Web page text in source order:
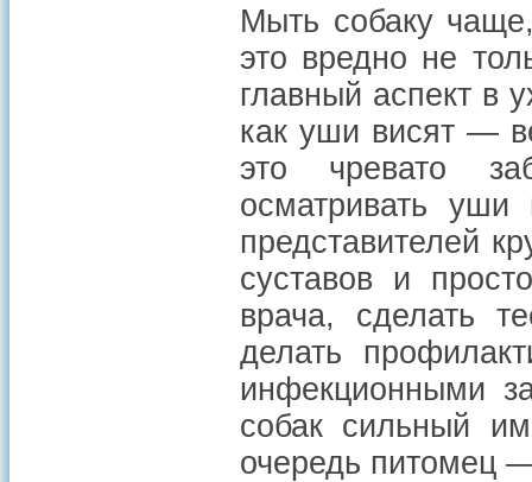
Мыть собаку
это вредно не
главный аспект в
как уши висят —
это чревато
осматривать
представителей
суставов и
врача, сделать
делать
инфекционными
собак сильный
очередь питомец